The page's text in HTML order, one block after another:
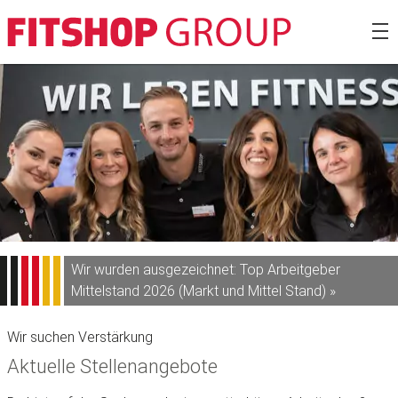
Zum
Inhalt
springen
Fitshop
Wir wurden ausgezeichnet: Top Arbeitgeber
Mittelstand 2026 (Markt und Mittel Stand) »
Wir suchen Verstärkung
Aktuelle Stellenangebote